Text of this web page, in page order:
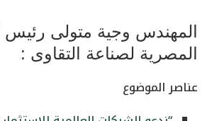
المهندس وجية متولى رئيس
المصرية لصناعة التقاوى :
عناصر الموضوع